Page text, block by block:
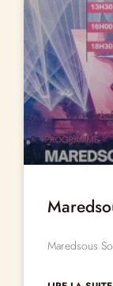
Maredsous